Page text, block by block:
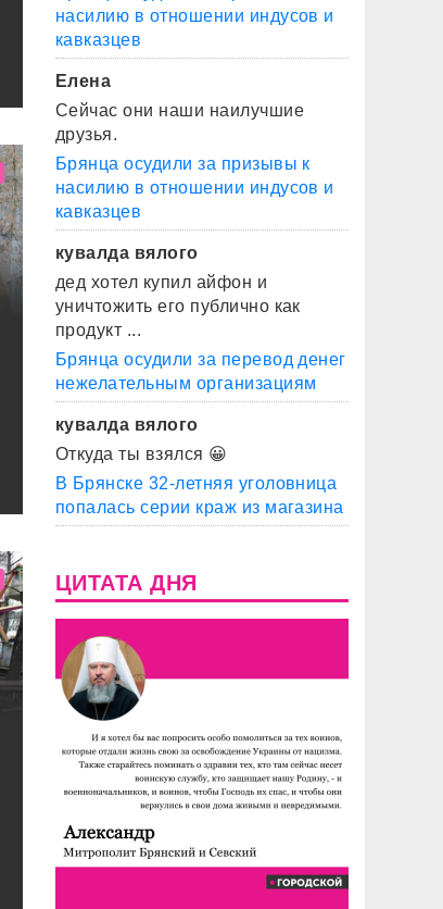
насилию в отношении индусов и
кавказцев
Елена
Сейчас они наши наилучшие
друзья.
Брянца осудили за призывы к
насилию в отношении индусов и
кавказцев
кувалда вялого
дед хотел купил айфон и
уничтожить его публично как
продукт ...
Брянца осудили за перевод денег
нежелательным организациям
кувалда вялого
Откуда ты взялся 😀
В Брянске 32-летняя уголовница
попалась серии краж из магазина
ЦИТАТА ДНЯ